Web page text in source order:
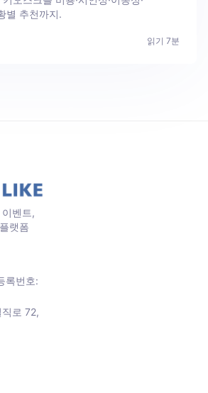
별 추천까지.
읽기 7분
벤트,
랫폼
록번호:
로 72,